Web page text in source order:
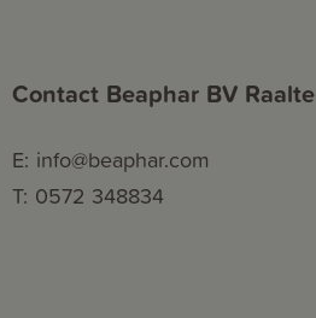
Contact Beaphar BV Raalte
E: info@beaphar.com
T: 0572 348834